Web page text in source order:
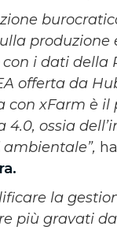
con i dati
offerta da
con xFarm è
4.0, ossia
la
più gravati